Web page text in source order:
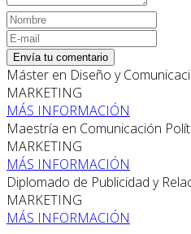
Envía tu comentario
Máster en Diseño y
MARKETING
MÁS INFORMACIÓN
Maestría en Comunicación
MARKETING
MÁS INFORMACIÓN
Diplomado de Publicidad y
MARKETING
MÁS INFORMACIÓN